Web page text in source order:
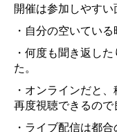
開催は参加しやす
・自分の空いてい
・何度も聞き返し
た。
・オンラインだと
再度視聴できるので
・ライブ配信は都